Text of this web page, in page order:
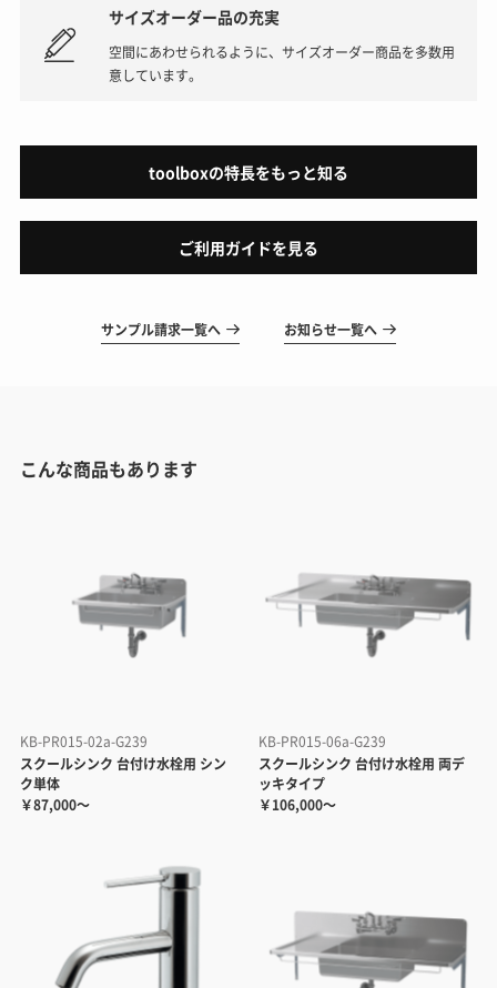
サイズオーダー品の充実
空間にあわせられるように、サイズオーダー商品を多数用
意しています。
toolboxの特長をもっと知る
ご利用ガイドを見る
サンプル請求一覧へ お知らせ一覧へ
こんな商品もあります
KB-PR015-02a-G239
スクールシンク 台付け水栓用 シン
ク単体
￥87,000～
KB-PR015-06a-G239
スクールシンク 台付け水栓用 両デ
ッキタイプ
￥106,000～